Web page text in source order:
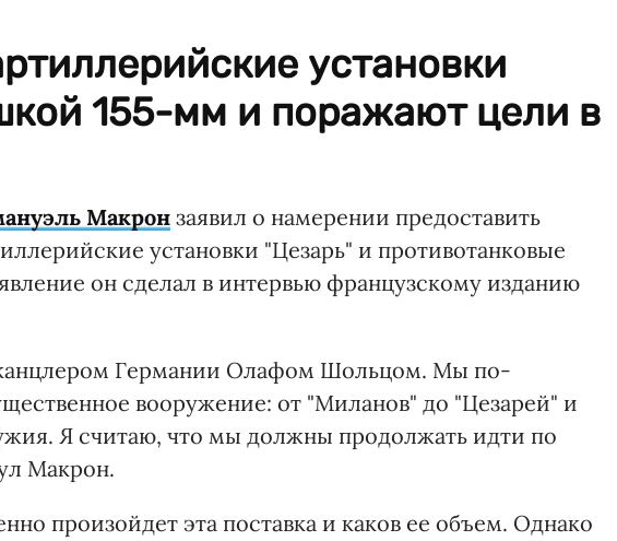
установки
155-мм и поражают цели в
Макронзаявил о намерении предоставить
установки "Цезарь" и противотанковые
он сделал в интервью французскому изданию
канцлером Германии Олафом Шольцом. Мы по-
вооружение: от "Миланов" до "Цезарей" и
Я считаю, что мы должны продолжать идти по
Макрон.
произойдет эта поставка и каков ее объем. Однако